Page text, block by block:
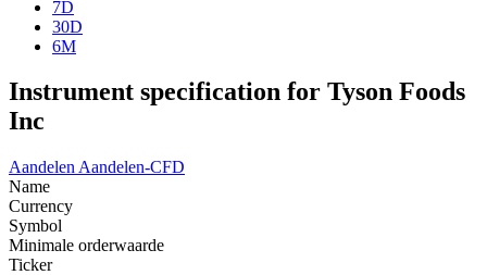
7D
30D
6M
Instrument specification for Tyson Foods
Inc
Aandelen Aandelen-CFD
Name
Currency
Symbol
Minimale orderwaarde
Ticker